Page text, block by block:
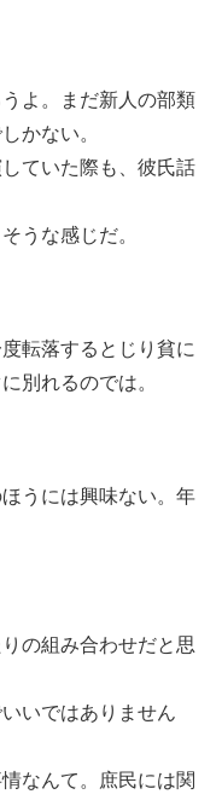
よ。まだ新人の部類
かない。
ていた際も、彼氏話
うな感じだ。
転落するとじり貧に
別れるのでは。
うには興味ない。年
の組み合わせだと思
いではありません
なんて。庶民には関